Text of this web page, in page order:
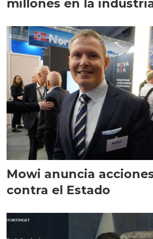
millones en la
Mowi anuncia
contra el Estado